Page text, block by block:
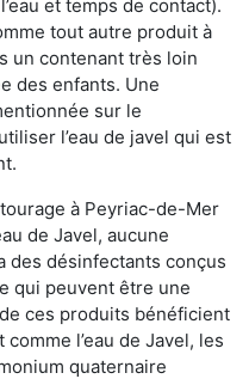
et temps de contact).
tout autre produit à
un contenant très loin
des enfants. Une
sur le
l’eau de javel qui est
à Peyriac-de-Mer
de Javel, aucune
des désinfectants conçus
qui peuvent être une
ces produits bénéficient
comme l’eau de Javel, les
quaternaire